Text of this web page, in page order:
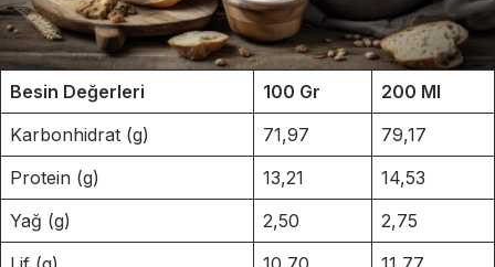
Besin Değerleri 100 Gr
200 Ml
Karbonhidrat (g)
71,97
79,17
Protein (g)
13,21
14,53
Yağ (g)
2,50
2,75